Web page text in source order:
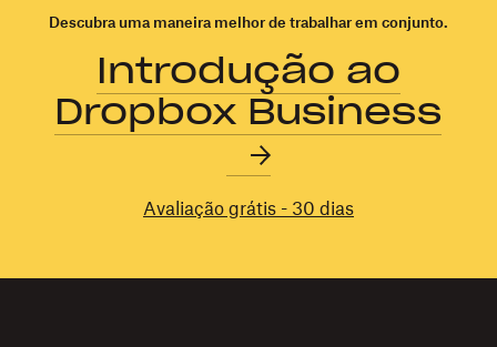
Descubra uma maneira melhor de trabalhar em conjunto.
Introdução ao
Dropbox Business
Avaliação grátis - 30 dias